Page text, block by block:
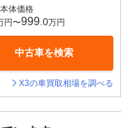
体価格
円〜999 .0万円
中古車を検索
X3の車買取相場を調べる